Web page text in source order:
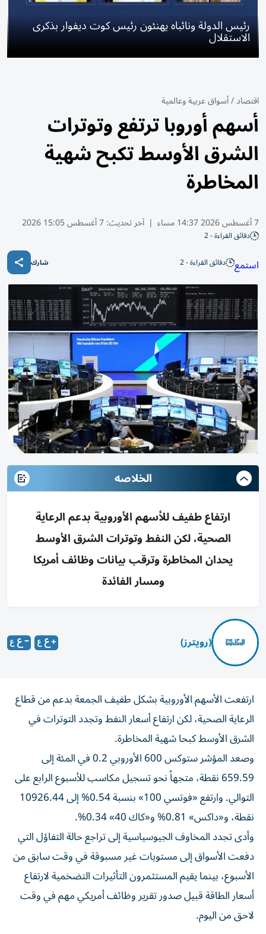
رئيس الدولة ونائباه يهنئون رئيس كوت ديفوار بذكرى
الاستقلال
اقتصاد/أسواق عربية وعالمية
أسهم أوروبا ترتفع وتوترات
الشرق الأوسط تكبح شهية
المخاطرة
7 أغسطس 2026 14:37 مساء | آخر تحديث:7 أغسطس 15:05 2026
دقائق القراءة - 2
استمع دقائق القراءة - 2 شارك
الخلاصه
ارتفاع طفيف للأسهم الأوروبية بدعم الرعاية
الصحية، لكن النفط وتوترات الشرق الأوسط
يحدان المخاطرة وترقب بيانات وظائف أمريكا
ومسار الفائدة
(رويترز)
ارتفعت الأسهم الأوروبية بشكل طفيف الجمعة بدعم من قطاع
الرعاية الصحية، لكن ارتفاع أسعار النفط وتجدد التوترات ‌في
الشرق الأوسط كبحا شهية المخاطرة.
وصعد المؤشر ستوكس 600 ​الأوروبي ⁠0.2 في المئة إلى
659.59 نقطة، متجهاً ‌نحو تسجيل مكاسب للأسبوع الرابع على
التوالي. وارتفع «فوتسي 100» بنسبة 0.54% إلى 10926.44
نقطة، و«داكس» 0.81% و«كاك 40» 0.34%.
وأدى تجدد المخاوف الجيوسياسية إلى تراجع حالة التفاؤل التي
دفعت الأسواق إلى مستويات غير ‌مسبوقة في وقت سابق من
الأسبوع، بينما يقيم المستثمرون التأثيرات ⁠التضخمية لارتفاع
أسعار الطاقة قبيل صدور تقرير وظائف أمريكي مهم في وقت
لاحق من اليوم.